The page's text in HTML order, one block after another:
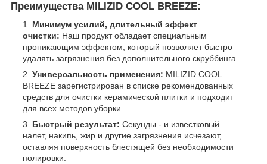
Преимущества MILIZID COOL BREEZE:
Минимум усилий, длительный эффект
очистки: Наш продукт обладает специальным
проникающим эффектом, который позволяет быстро
удалять загрязнения без дополнительного скруббинга.
Универсальность применения: MILIZID COOL
BREEZE зарегистрирован в списке рекомендованных
средств для очистки керамической плитки и подходит
для всех методов уборки.
Быстрый результат: Секунды - и известковый
налет, накипь, жир и другие загрязнения исчезают,
оставляя поверхность блестящей без необходимости
полировки.